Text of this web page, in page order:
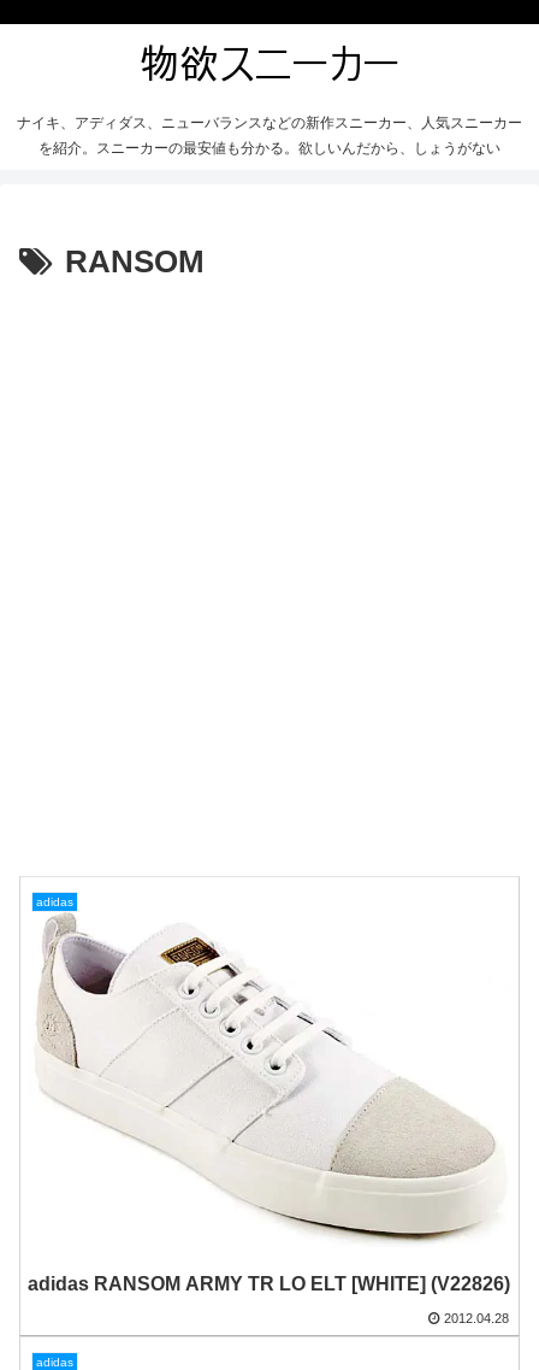
ナイキ、アディダス、ニューバランスなどの新作スニーカー、人気スニーカー
を紹介。スニーカーの最安値も分かる。欲しいんだから、しょうがない
RANSOM
adidas
adidas RANSOM ARMY TR LO ELT [WHITE] (V22826)
2012.04.28
adidas